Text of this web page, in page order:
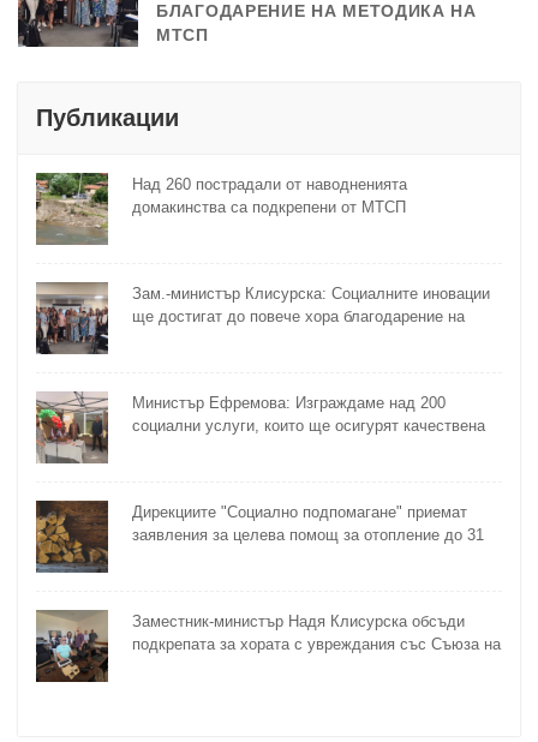
БЛАГОДАРЕНИЕ НА МЕТОДИКА НА
МТСП
Публикации
Над 260 пострадали от наводненията
домакинства са подкрепени от МТСП
Зам.-министър Клисурска: Социалните иновации
ще достигат до повече хора благодарение на
Министър Ефремова: Изграждаме над 200
социални услуги, които ще осигурят качествена
Дирекциите "Социално подпомагане" приемат
заявления за целева помощ за отопление до 31
Заместник-министър Надя Клисурска обсъди
подкрепата за хората с увреждания със Съюза на